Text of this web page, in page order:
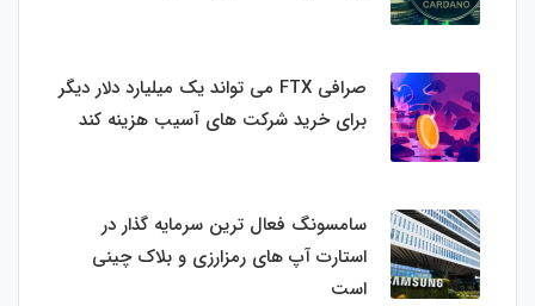
صرافی FTX می تواند یک میلیارد دلار دیگر
برای خرید شرکت های آسیب هزینه کند
سامسونگ فعال‌ ترین سرمایه‌ گذار در
استارت‌ آپ‌ های رمزارزی و بلاک چینی
است